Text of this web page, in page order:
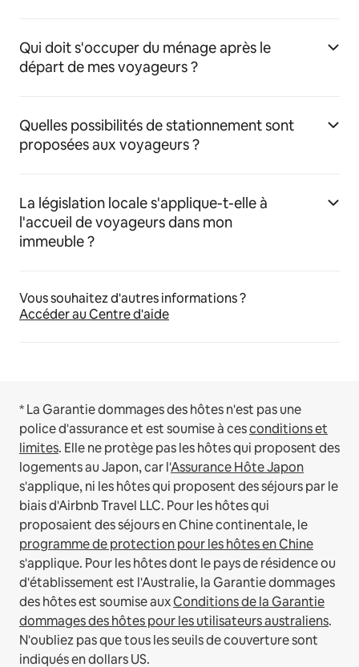
Qui doit s'occuper du ménage après le
départ de mes voyageurs ?
Quelles possibilités de stationnement sont
proposées aux voyageurs ?
La législation locale s'applique-t-elle à
l'accueil de voyageurs dans mon
immeuble ?
Vous souhaitez d'autres informations ?
Accéder au Centre d'aide
* La Garantie dommages des hôtes n'est pas une
police d'assurance et est soumise à cesconditions et
limites. Elle ne protège pas les hôtes qui proposent des
logements au Japon, car l'Assurance Hôte Japon
s'applique, ni les hôtes qui proposent des séjours par le
biais d'Airbnb Travel LLC. Pour les hôtes qui
proposaient des séjours en Chine continentale, le
programme de protection pour les hôtes en Chine
s'applique. Pour les hôtes dont le pays de résidence ou
d'établissement est l'Australie, la Garantie dommages
des hôtes est soumise auxConditions de la Garantie
dommages des hôtes pour les utilisateurs australiens.
N'oubliez pas que tous les seuils de couverture sont
indiqués en dollars US.